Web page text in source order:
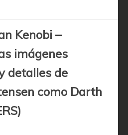
Kenobi –
imágenes
detalles de
como Darth